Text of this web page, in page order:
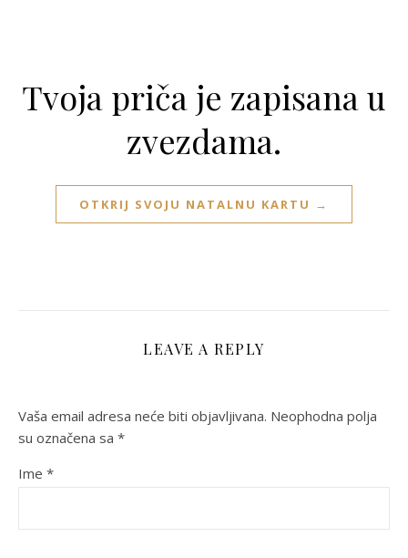
Tvoja priča je zapisana u
zvezdama.
OTKRIJ SVOJU NATALNU KARTU →
LEAVE A REPLY
Vaša email adresa neće biti objavljivana. Neophodna polja
su označena sa *
Ime *